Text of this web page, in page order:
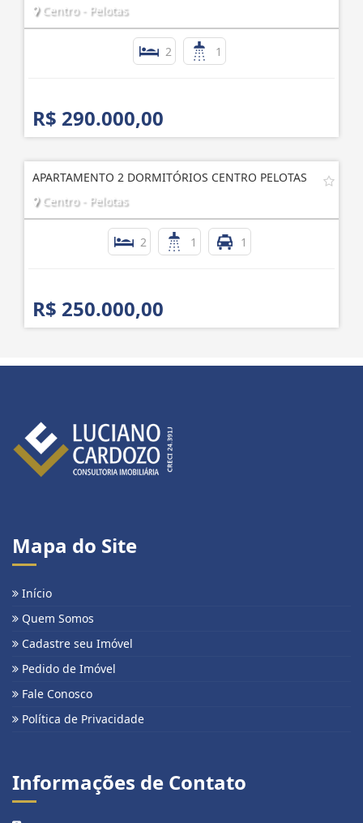
Centro - Pelotas
2 1
R$ 290.000,00
APARTAMENTO 2 DORMITÓRIOS CENTRO PELOTAS
Centro - Pelotas
2 1 1
R$ 250.000,00
Mapa do Site
Início
Quem Somos
Cadastre seu Imóvel
Pedido de Imóvel
Fale Conosco
Política de Privacidade
Informações de Contato